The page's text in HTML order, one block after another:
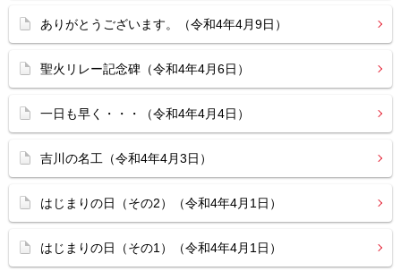
ありがとうございます。（令和4年4月9日）
聖火リレー記念碑（令和4年4月6日）
一日も早く・・・（令和4年4月4日）
吉川の名工（令和4年4月3日）
はじまりの日（その2）（令和4年4月1日）
はじまりの日（その1）（令和4年4月1日）